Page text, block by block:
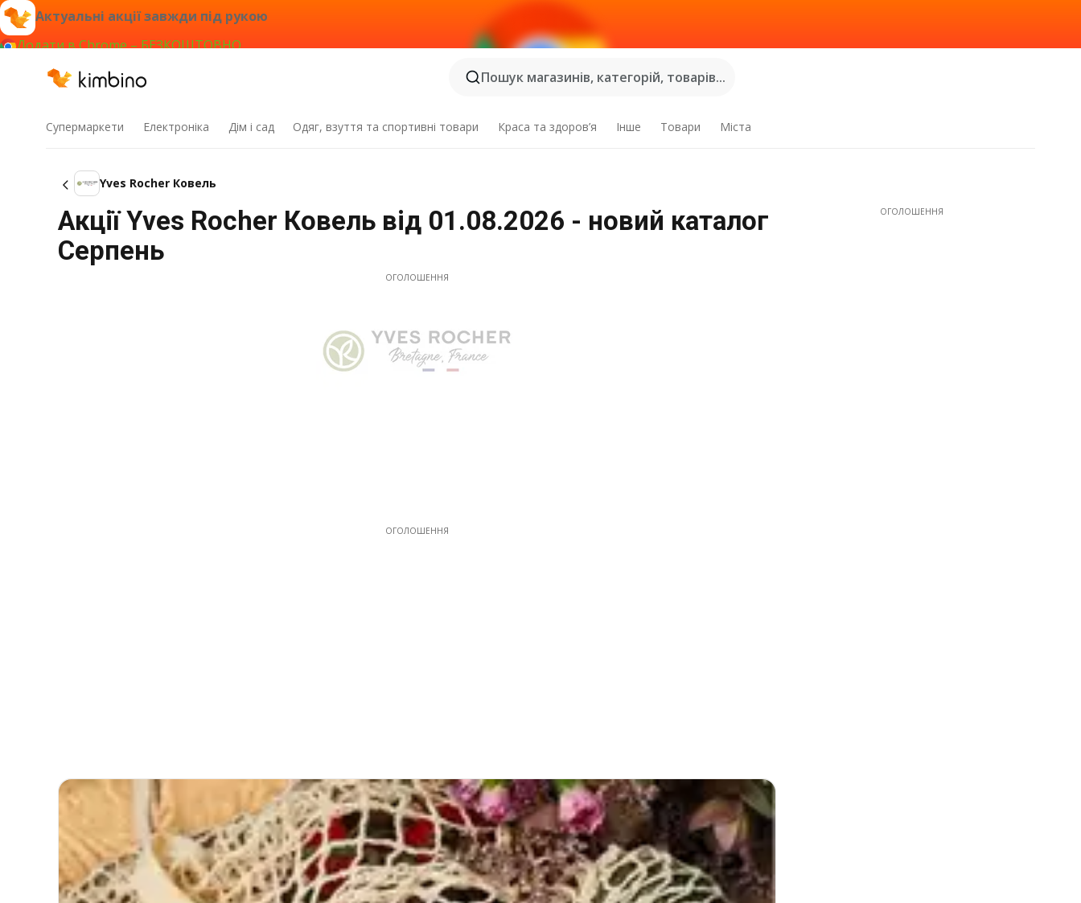
Актуальні акції завжди під рукою
Додати в Chrome – БЕЗКОШТОВНО
Пошук магазинів, категорій, товарів...
Супермаркети Електроніка Дім і сад Одяг, взуття та спортивні товари Краса та здоров’я Інше Товари Міста
Yves Rocher Ковель
Акції Yves Rocher Ковель від 01.08.2026 - новий каталог
Серпень
ОГОЛОШЕННЯ
ОГОЛОШЕННЯ
ОГОЛОШЕННЯ